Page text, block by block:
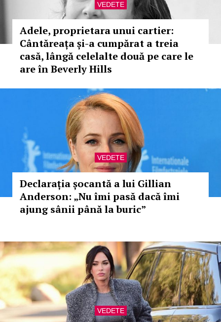
VEDETE
Adele, proprietara unui cartier:
Cântăreața și-a cumpărat a treia
casă, lângă celelalte două pe care le
are în Beverly Hills
VEDETE
Declarația șocantă a lui Gillian
Anderson: „Nu îmi pasă dacă îmi
ajung sânii până la buric”
VEDETE